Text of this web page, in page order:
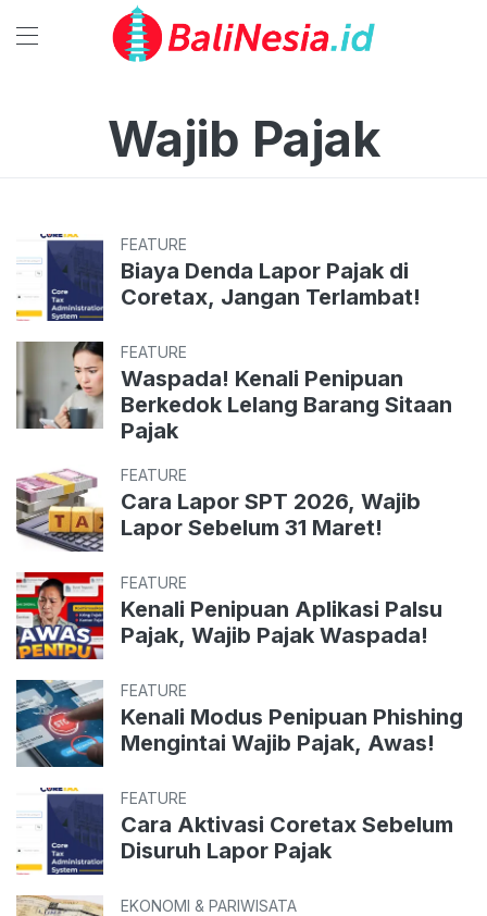
Wajib Pajak
FEATURE
Biaya Denda Lapor Pajak di
Coretax, Jangan Terlambat!
FEATURE
Waspada! Kenali Penipuan
Berkedok Lelang Barang Sitaan
Pajak
FEATURE
Cara Lapor SPT 2026, Wajib
Lapor Sebelum 31 Maret!
FEATURE
Kenali Penipuan Aplikasi Palsu
Pajak, Wajib Pajak Waspada!
FEATURE
Kenali Modus Penipuan Phishing
Mengintai Wajib Pajak, Awas!
FEATURE
Cara Aktivasi Coretax Sebelum
Disuruh Lapor Pajak
EKONOMI & PARIWISATA